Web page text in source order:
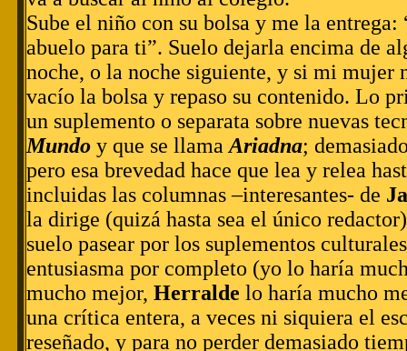
Sube el niño con su bolsa y me la
abuelo para ti”. Suelo dejarla encima de
noche, o la noche siguiente, y si mi mujer
vacío la bolsa y repaso su contenido. Lo
un suplemento o separata sobre nuevas
Mundoy que se llamaAriadna;
pero esa brevedad hace que lea y relea
incluidas las columnas –interesantes- de
la dirige (quizá hasta sea el único
suelo pasear por los suplementos
entusiasma por completo (yo lo haría
mucho mejor, Herralde lo haría mucho
una crítica entera, a veces ni siquiera el
reseñado, y para no perder demasiado